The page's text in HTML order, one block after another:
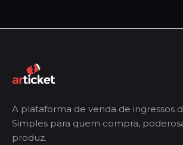
A plataforma de venda de ingressos
Simples para quem compra,
produz.